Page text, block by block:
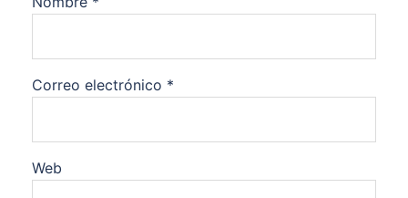
Correo electrónico *
Web